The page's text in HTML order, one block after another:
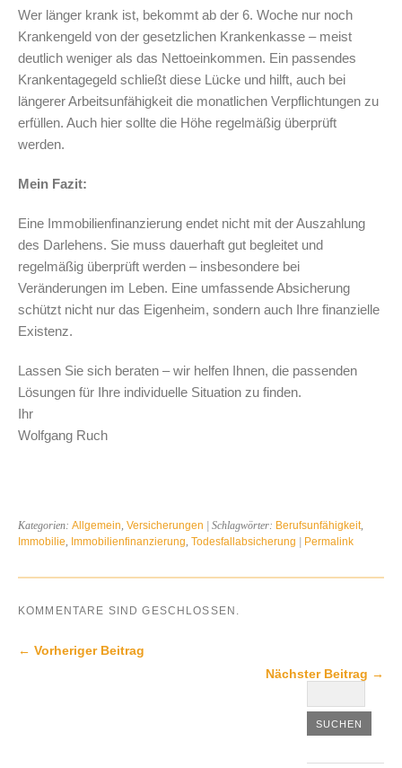
Wer länger krank ist, bekommt ab der 6. Woche nur noch
Krankengeld von der gesetzlichen Krankenkasse – meist
deutlich weniger als das Nettoeinkommen. Ein passendes
Krankentagegeld schließt diese Lücke und hilft, auch bei
längerer Arbeitsunfähigkeit die monatlichen Verpflichtungen zu
erfüllen. Auch hier sollte die Höhe regelmäßig überprüft
werden.
Mein Fazit:
Eine Immobilienfinanzierung endet nicht mit der Auszahlung
des Darlehens. Sie muss dauerhaft gut begleitet und
regelmäßig überprüft werden – insbesondere bei
Veränderungen im Leben. Eine umfassende Absicherung
schützt nicht nur das Eigenheim, sondern auch Ihre finanzielle
Existenz.
Lassen Sie sich beraten – wir helfen Ihnen, die passenden
Lösungen für Ihre individuelle Situation zu finden.
Ihr
Wolfgang Ruch
Kategorien: Allgemein Versicherungen | Schlagwörter: Berufsunfähigkeit,
Immobilie Immobilienfinanzierung Todesfallabsicherung | Permalink
KOMMENTARE SIND GESCHLOSSEN.
← Vorheriger Beitrag
Nächster Beitrag →